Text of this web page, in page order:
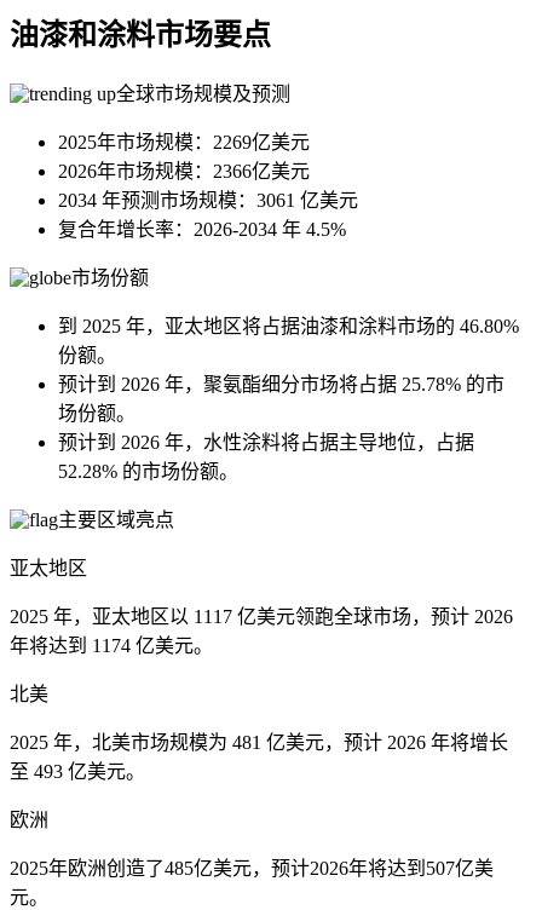
油漆和涂料市场要点
全球市场规模及预测
2025年市场规模：2269亿美元
2026年市场规模：2366亿美元
2034 年预测市场规模：3061 亿美元
复合年增长率：2026-2034 年 4.5%
市场份额
到 2025 年，亚太地区将占据油漆和涂料市场的 46.80%
份额。
预计到 2026 年，聚氨酯细分市场将占据 25.78% 的市
场份额。
预计到 2026 年，水性涂料将占据主导地位，占据
52.28% 的市场份额。
主要区域亮点
亚太地区
2025 年，亚太地区以 1117 亿美元领跑全球市场，预计 2026
年将达到 1174 亿美元。
北美
2025 年，北美市场规模为 481 亿美元，预计 2026 年将增长
至 493 亿美元。
欧洲
2025年欧洲创造了485亿美元，预计2026年将达到507亿美
元。